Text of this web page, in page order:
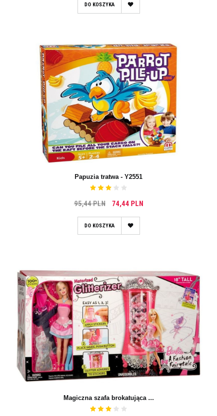
DO KOSZYKA
Papuzia tratwa - Y2551
95,44 PLN 74,44 PLN
DO KOSZYKA
Magiczna szafa brokatująca ...